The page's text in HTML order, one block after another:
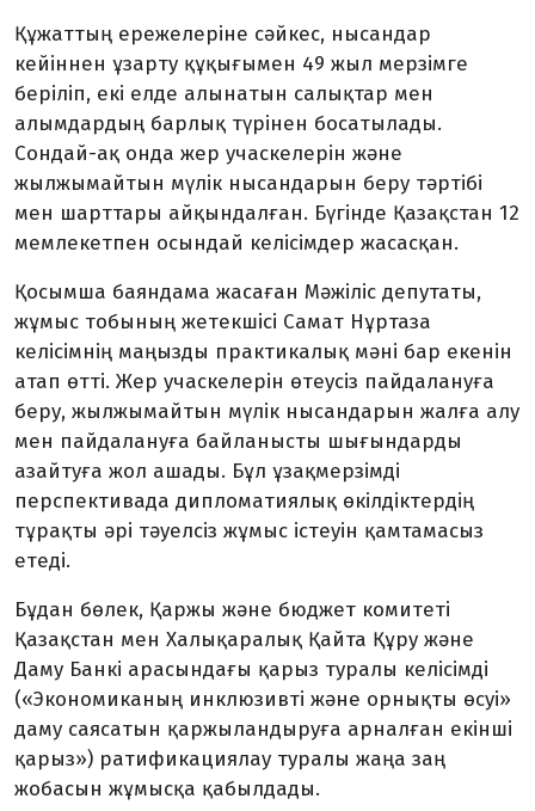
Құжаттың ережелеріне сәйкес, нысандар
кейіннен ұзарту құқығымен 49 жыл мерзімге
беріліп, екі елде алынатын салықтар мен
алымдардың барлық түрінен босатылады.
Сондай-ақ онда жер учаскелерін және
жылжымайтын мүлік нысандарын беру тәртібі
мен шарттары айқындалған. Бүгінде Қазақстан 12
мемлекетпен осындай келісімдер жасасқан.
Қосымша баяндама жасаған Мәжіліс депутаты,
жұмыс тобының жетекшісі Самат Нұртаза
келісімнің маңызды практикалық мәні бар екенін
атап өтті. Жер учаскелерін өтеусіз пайдалануға
беру, жылжымайтын мүлік нысандарын жалға алу
мен пайдалануға байланысты шығындарды
азайтуға жол ашады. Бұл ұзақмерзімді
перспективада дипломатиялық өкілдіктердің
тұрақты әрі тәуелсіз жұмыс істеуін қамтамасыз
етеді.
Бұдан бөлек, Қаржы және бюджет комитеті
Қазақстан мен Халықаралық Қайта Құру және
Даму Банкі арасындағы қарыз туралы келісімді
(«Экономиканың инклюзивті және орнықты өсуі»
даму саясатын қаржы­лан­дыруға арналған екінші
қарыз») ратификациялау туралы жаңа заң
жобасын жұмысқа қабылдады.